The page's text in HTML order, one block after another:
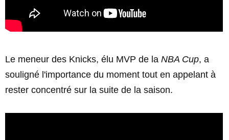
Le meneur des Knicks, élu MVP de la NBA Cup, a
souligné l'importance du moment tout en appelant à
rester concentré sur la suite de la saison.